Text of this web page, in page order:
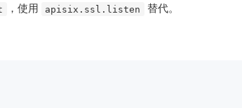
，使用 apisix.ssl.listen 替代。